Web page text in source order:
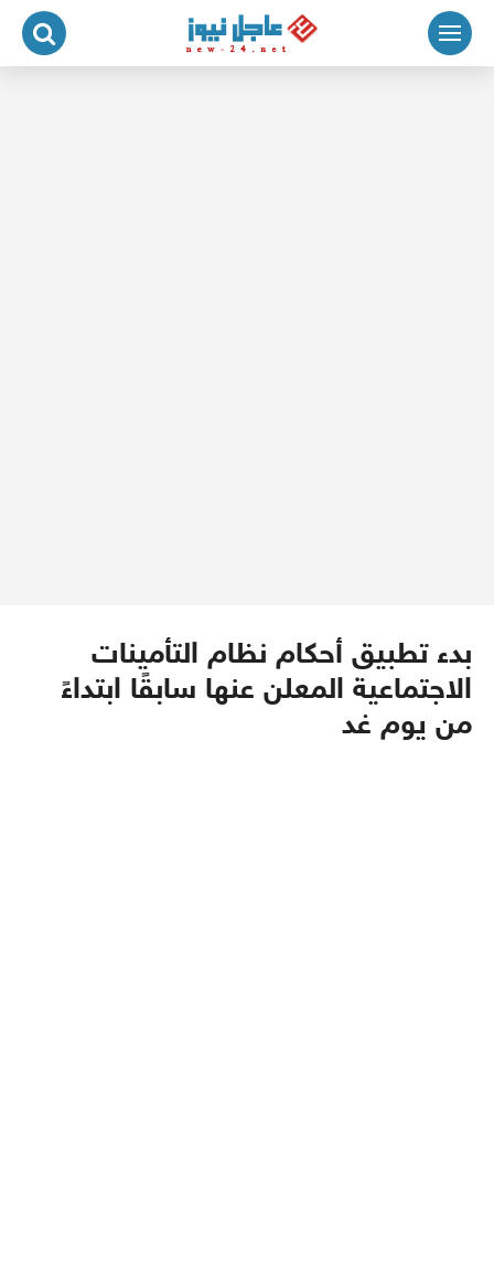
التجاوز
المحتوى
بدء تطبيق أحكام نظام التأمينات
الاجتماعية المعلن عنها سابقًا ابتداءً
من يوم غد